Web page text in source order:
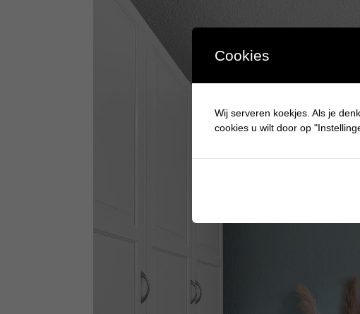
Cookies
Wij serveren koekjes. Als je
cookies u wilt door op